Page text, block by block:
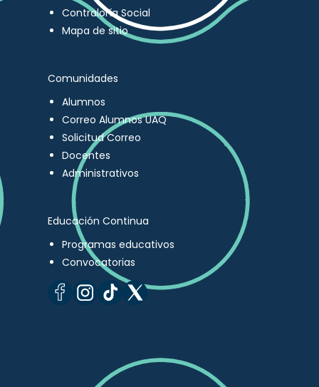
Contraloría Social
Mapa de sitio
Comunidades
Alumnos
Correo Alumnos UAQ
Solicitud Correo
Docentes
Administrativos
Educación Continua
Programas educativos
Convocatorias